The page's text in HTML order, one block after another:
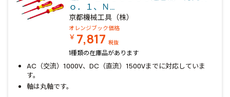
ｏ．１、Ｎ…
京都機械工具（株）
オレンジブック価格
￥ 7,817 税抜
1種類の在庫品があります
AC（交流）1000V、DC（直流）1500Vまでに対応していま
す。
軸は丸軸です。